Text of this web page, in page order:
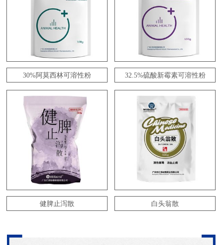
30%阿莫西林可溶性粉 32.5%硫酸新霉素可溶性粉
健脾止泻散 白头翁散